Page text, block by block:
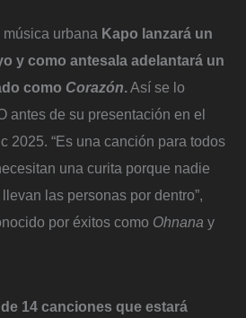
urbana Kapo lanzará un
y como antesala adelantará un
como Corazón.Así se lo
antes de su presentación en el
2025. “Es una canción para todos
una curita porque nadie
las personas por dentro”,
por éxitos como Ohnana y
14 canciones que estará